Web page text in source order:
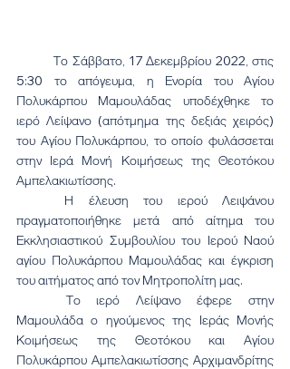
	Το Σάββατο, 17 Δεκεμβρίου 2022, στις
5:30 το απόγευμα, η Ενορία του Αγίου
Πολυκάρπου Μαμουλάδας υποδέχθηκε το
ιερό Λείψανο (απότμημα της δεξιάς χειρός)
του Αγίου Πολυκάρπου, το οποίο φυλάσσεται
στην Ιερά Μονή Κοιμήσεως της Θεοτόκου
Αμπελακιωτίσσης.
πραγματοποιήθηκε μετά από αίτημα του
Εκκλησιαστικού Συμβουλίου του Ιερού Ναού
αγίου Πολυκάρπου Μαμουλάδας και έγκριση
του αιτήματος από τον Μητροπολίτη μας.
Μαμουλάδα ο ηγούμενος της Ιεράς Μονής
Κοιμήσεως της Θεοτόκου και Αγίου
Πολυκάρπου Αμπελακιωτίσσης Αρχιμανδρίτης